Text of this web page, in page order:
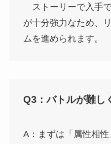
ストーリーで入手で
が十分強力なため、
ムを進められます。
Q3：バトルが難し
A：まずは「属性相性